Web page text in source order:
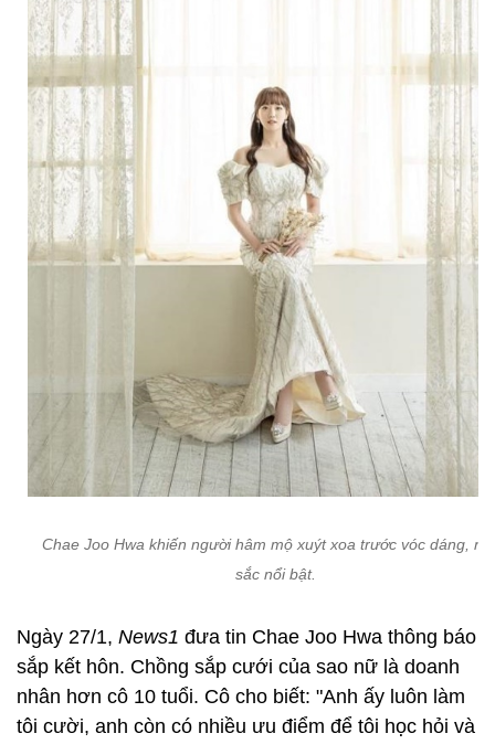
Chae Joo Hwa khiến người hâm mộ xuýt xoa trước vóc dáng,
sắc nổi bật.
Ngày 27/1, News1 đưa tin Chae Joo Hwa thông báo
sắp kết hôn. Chồng sắp cưới của sao nữ là doanh
nhân hơn cô 10 tuổi. Cô cho biết: "Anh ấy luôn làm
tôi cười, anh còn có nhiều ưu điểm để tôi học hỏi và